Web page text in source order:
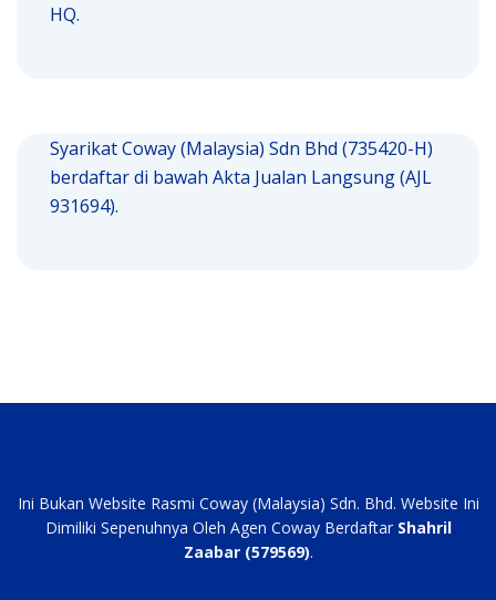
HQ.
Syarikat Coway (Malaysia) Sdn Bhd (735420-H)
berdaftar di bawah Akta Jualan Langsung (AJL
931694).
Ini Bukan Website Rasmi Coway (Malaysia) Sdn. Bhd. Website Ini
Dimiliki Sepenuhnya Oleh Agen Coway Berdaftar Shahril
Zaabar (579569).